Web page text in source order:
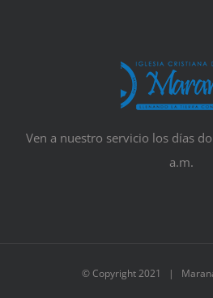
Ven a nuestro servicio los días
a.m.
© Copyright 2021 |